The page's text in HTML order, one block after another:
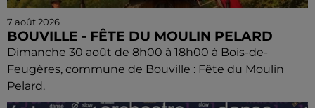
7 août 2026
BOUVILLE - FÊTE DU MOULIN PELARD
Dimanche 30 août de 8h00 à 18h00 à Bois-de-
Feugères, commune de Bouville : Fête du Moulin
Pelard.